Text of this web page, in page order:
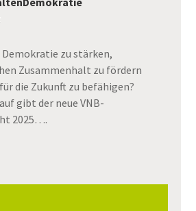
zu stärken,
Zusammenhalt zu fördern
die Zukunft zu befähigen?
gibt der neue VNB-
2025….